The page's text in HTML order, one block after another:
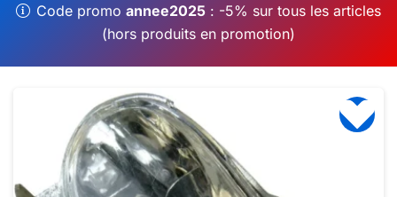
Code promo annee2025: -5% sur tous les articles
(hors produits en promotion)